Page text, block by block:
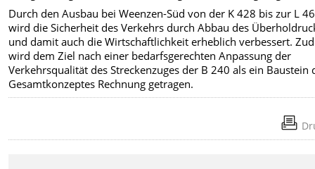
Durch den Ausbau bei Weenzen-Süd von der K 428 bis zur L
wird die Sicherheit des Verkehrs durch Abbau des
und damit auch die Wirtschaftlichkeit erheblich verbessert.
wird dem Ziel nach einer bedarfsgerechten Anpassung der
Verkehrsqualität des Streckenzuges der B 240 als ein Baustein
Gesamtkonzeptes Rechnung getragen.